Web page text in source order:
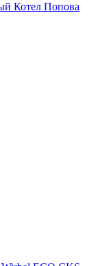
Котел Попова